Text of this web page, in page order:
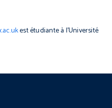
est étudiante à l’Université